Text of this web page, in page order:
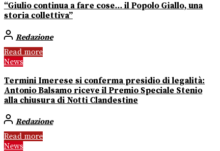
“Giulio continua a fare cose… il Popolo Giallo, una
storia collettiva”
Redazione
Read more
News
Termini Imerese si conferma presidio di legalità:
Antonio Balsamo riceve il Premio Speciale Stenio
alla chiusura di Notti Clandestine
Redazione
Read more
News